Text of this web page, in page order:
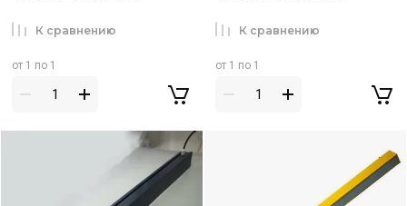
от 1 по 1
К сравнению
от 1 по 1
К сравнению